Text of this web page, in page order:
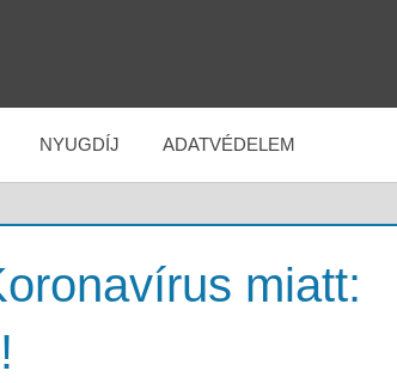
NYUGDÍJ ADATVÉDELEM
miatt: